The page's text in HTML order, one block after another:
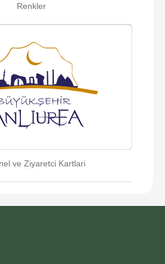
Renkler
ve Ziyaretci Kartlari